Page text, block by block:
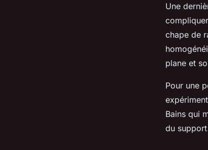
Une
chape de
plane et
Pour une
Bains qui
du